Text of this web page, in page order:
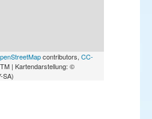
contributors, CC-
| Kartendarstellung: ©
SA)